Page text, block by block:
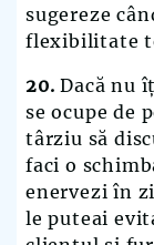
sugereze
flexibilitate
20. Dacă nu
se ocupe de
târziu să
faci o
enervezi în
le puteai